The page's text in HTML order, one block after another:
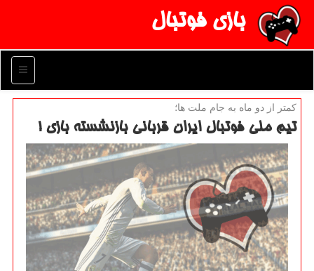
بازی فوتبال
منو
كمتر از دو ماه به جام ملت ها؛
تیم ملی فوتبال ایران قربانی بازنشسته بازی !